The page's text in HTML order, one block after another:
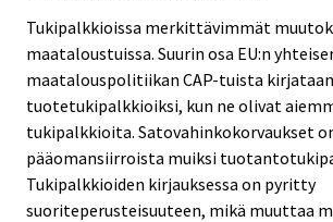
Tukipalkkioissa merkittävimmät
maataloustuissa. Suurin osa EU:n
maatalouspolitiikan CAP-tuista
tuotetukipalkkioiksi, kun ne olivat
tukipalkkioita. Satovahinkokorvaukset
pääomansiirroista muiksi
Tukipalkkioiden kirjauksessa on pyritty
suoriteperusteisuuteen, mikä muuttaa